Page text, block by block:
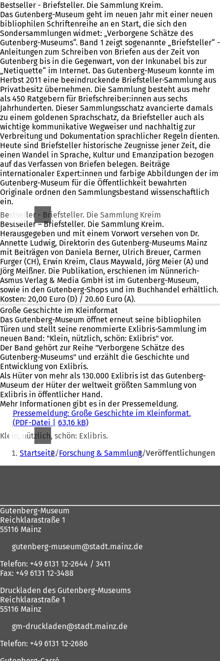
Bestseller - Briefsteller. Die Sammlung Kreim.
Das Gutenberg-Museum geht im neuen Jahr mit einer neuen
bibliophilen Schriftenreihe an en Start, die sich den
Sondersammlungen widmet: „Verborgene Schätze des
Gutenberg-Museums“. Band 1 zeigt sogenannte „Briefsteller“ -
Anleitungen zum Schreiben von Briefen aus der Zeit von
Gutenberg bis in die Gegenwart, von der Inkunabel bis zur
„Netiquette“ im Internet. Das Gutenberg-Museum konnte im
Herbst 2011 eine beeindruckende Briefsteller-Sammlung aus
Privatbesitz übernehmen. Die Sammlung besteht aus mehr
als 450 Ratgebern für Briefschreiber:innen aus sechs
Jahrhunderten. Dieser Sammlungsschatz avancierte damals
zu einem goldenen Sprachschatz, da Briefsteller auch als
wichtige kommunikative Wegweiser und nachhaltig zur
Verbreitung und Dokumentation sprachlicher Regeln dienten.
Heute sind Briefsteller historische Zeugnisse jener Zeit, die
einen Wandel in Sprache, Kultur und Emanzipation bezogen
auf das Verfassen von Briefen belegen. Beiträge
internationaler Expert:innen und farbige Abbildungen der im
Gutenberg-Museum für die Öffentlichkeit bewahrten
Originale ordnen den Sammlungsbestand wissenschaftlich
ein.
Bestseller - Briefsteller. Die Sammlung Kreim
Bestseller – Briefsteller. Die Sammlung Kreim.
Herausgegeben und mit einem Vorwort versehen von Dr.
Annette Ludwig, Direktorin des Gutenberg-Museums Mainz
mit Beiträgen von Daniela Berner, Ulrich Breuer, Carmen
Furger (CH), Erwin Kreim, Claus Maywald, Jörg Meier (A) und
Jörg Meißner. Die Publikation, erschienen im Nünnerich-
Asmus Verlag & Media GmbH ist im Gutenberg-Museum,
sowie in den Gutenberg-Shops und im Buchhandel erhältlich.
Kosten: 20,00 Euro (D) / 20.60 Euro (A).
Große Geschichte im Kleinformat
Das Gutenberg-Museum öffnet erneut seine bibliophilen
Türen und stellt seine renommierte Exlibris-Sammlung im
neuen Band: "Klein, nützlich, schön: Exlibris" vor.
Der Band gehört zur Reihe "Verborgene Schätze des
Gutenberg-Museums" und erzählt die Geschichte und
Entwicklung von Exlibris.
Als Hüter von mehr als 130.000 Exlibris ist das Gutenberg-
Museum der Hüter der weltweit größten Sammlung von
Exlibris in öffentlicher Hand.
Mehr Informationen gibt es in der Pressemeldung.
Pressemeldung: Große Geschichte im Kleinformat.
PDF-Datei
63,16 kB
Klein, nützlich, schön: Exlibris.
Sie
befinden
Startseite Forschung & Sammlung Veröffentlichungen
Gutenberg-Museum
Reichklarastraße 1
55116 Mainz
gutenberg-museum
stadt.mainz de
Telefon: +49 6131 12-2644 / 3411
Fax: +49 6131 12-3488
Druckladen des Gutenberg-Museums
Reichklarastraße 1
55116 Mainz
gm-druckladen
stadt.mainz de
Telefon: +49 6131 12-2686